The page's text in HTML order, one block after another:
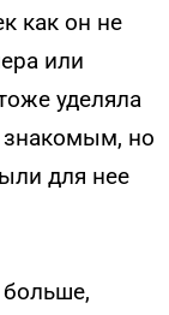
как он не
или
уделяла
знакомым, но
для нее
больше,